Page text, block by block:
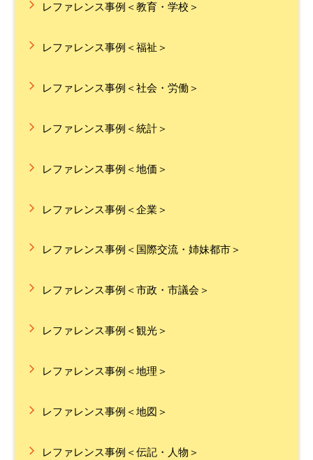
レファレンス事例＜教育・学校＞
レファレンス事例＜福祉＞
レファレンス事例＜社会・労働＞
レファレンス事例＜統計＞
レファレンス事例＜地価＞
レファレンス事例＜企業＞
レファレンス事例＜国際交流・姉妹都市＞
レファレンス事例＜市政・市議会＞
レファレンス事例＜観光＞
レファレンス事例＜地理＞
レファレンス事例＜地図＞
レファレンス事例＜伝記・人物＞